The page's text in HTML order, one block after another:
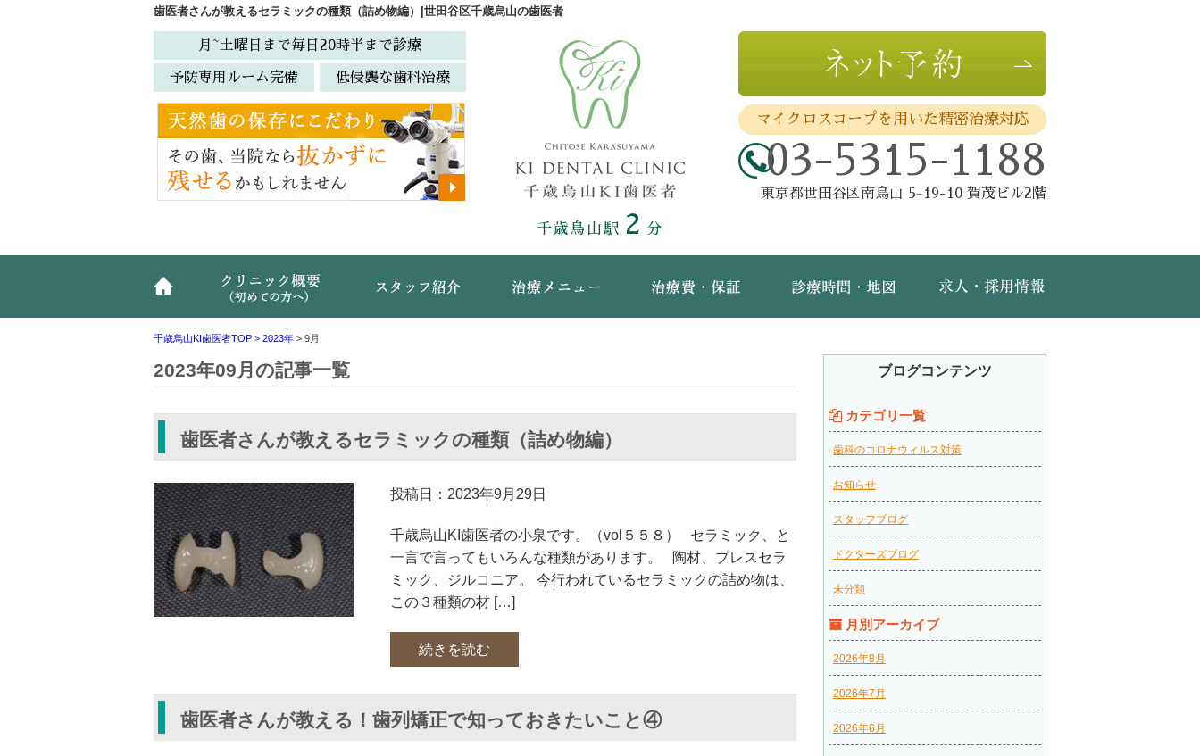
歯医者さんが教えるセラミックの種類（詰め物編）|世田谷区千歳烏山の歯医者
月~土曜日まで毎日20時半まで診療
予防専用ルーム完備 低侵襲な歯科治療
千歳烏山駅 2 分
マイクロスコープを用いた精密治療対応
03-5315-1188
東京都世田谷区南烏山 5-19-10 賀茂ビル2階
ホーム クリニック概要(初めての方へ)
スタッフ紹介 治療メニュー 治療費・保証 診療時間・地図
千歳烏山KI歯医者TOP > 2023年 > 9月
2023年09月の記事一覧
歯医者さんが教えるセラミックの種類（詰め物編）
投稿日：2023年9月29日
千歳烏山KI歯医者の小泉です。（vol５５８） セラミック、と
一言で言ってもいろんな種類があります。 陶材、プレスセラ
ミック、ジルコニア。 今行われているセラミックの詰め物は、
この３種類の材 […]
続きを読む
歯医者さんが教える！歯列矯正で知っておきたいこと④
ブログコンテンツ
カテゴリ一覧
歯科のコロナウィルス対策
お知らせ
スタッフブログ
ドクターズブログ
未分類
月別アーカイブ
2026年8月
2026年7月
2026年6月